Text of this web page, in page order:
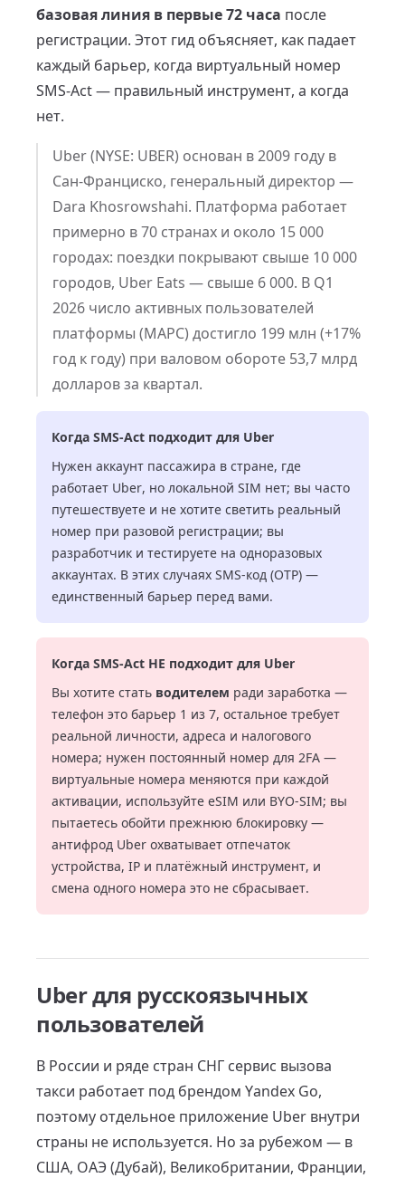
базовая линия в первые 72 часа после
регистрации. Этот гид объясняет, как падает
каждый барьер, когда виртуальный номер
SMS-Act — правильный инструмент, а когда
нет.
Uber (NYSE: UBER) основан в 2009 году в
Сан-Франциско, генеральный директор —
Dara Khosrowshahi. Платформа работает
примерно в 70 странах и около 15 000
городах: поездки покрывают свыше 10 000
городов, Uber Eats — свыше 6 000. В Q1
2026 число активных пользователей
платформы (MAPC) достигло 199 млн (+17%
год к году) при валовом обороте 53,7 млрд
долларов за квартал.
Когда SMS-Act подходит для Uber
Нужен аккаунт пассажира в стране, где
работает Uber, но локальной SIM нет; вы часто
путешествуете и не хотите светить реальный
номер при разовой регистрации; вы
разработчик и тестируете на одноразовых
аккаунтах. В этих случаях SMS-код (OTP) —
единственный барьер перед вами.
Когда SMS-Act НЕ подходит для Uber
Вы хотите стать водителем ради заработка —
телефон это барьер 1 из 7, остальное требует
реальной личности, адреса и налогового
номера; нужен постоянный номер для 2FA —
виртуальные номера меняются при каждой
активации, используйте eSIM или BYO-SIM; вы
пытаетесь обойти прежнюю блокировку —
антифрод Uber охватывает отпечаток
устройства, IP и платёжный инструмент, и
смена одного номера это не сбрасывает.
Uber для русскоязычных
пользователей
В России и ряде стран СНГ сервис вызова
такси работает под брендом Yandex Go,
поэтому отдельное приложение Uber внутри
страны не используется. Но за рубежом — в
США, ОАЭ (Дубай), Великобритании, Франции,